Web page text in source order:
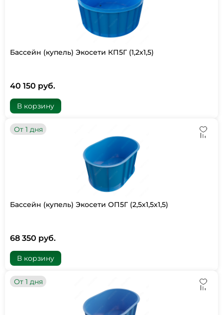
Бассейн (купель) Экосети КП5Г (1,2х1,5)
40 150 руб.
В корзину
От 1 дня
Бассейн (купель) Экосети ОП5Г (2,5х1,5х1,5)
68 350 руб.
В корзину
От 1 дня